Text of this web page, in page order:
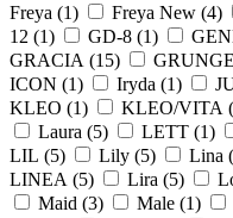
Freya (1) Freya New (4)
12 (1) GD-8 (1)
GRACIA (15)
ICON (1) Iryda (1)
KLEO (1) KLEO/VITA (
Laura (5) LETT (1)
LIL (5) Lily (5) Lina (
LINEA (5) Lira (5)
Maid (3) Male (1)